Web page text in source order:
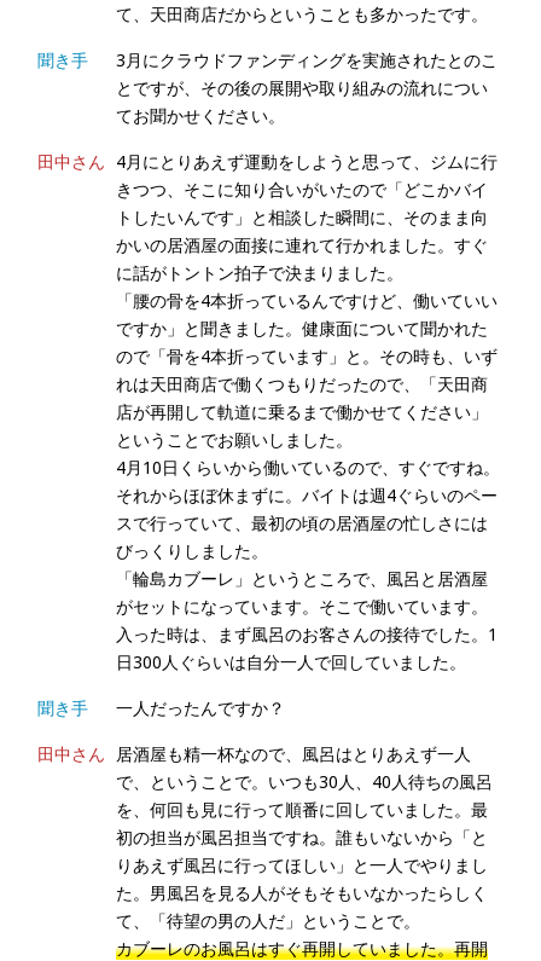
て、天田商店だからということも多かったです。
聞き手
3月にクラウドファンディングを実施されたとのこ
とですが、その後の展開や取り組みの流れについ
てお聞かせください。
田中さん 4月にとりあえず運動をしようと思って、ジムに行
きつつ、そこに知り合いがいたので「どこかバイ
トしたいんです」と相談した瞬間に、そのまま向
かいの居酒屋の面接に連れて行かれました。すぐ
に話がトントン拍子で決まりました。
「腰の骨を4本折っているんですけど、働いていい
ですか」と聞きました。健康面について聞かれた
ので「骨を4本折っています」と。その時も、いず
れは天田商店で働くつもりだったので、「天田商
店が再開して軌道に乗るまで働かせてください」
ということでお願いしました。
4月10日くらいから働いているので、すぐですね。
それからほぼ休まずに。バイトは週4ぐらいのペー
スで行っていて、最初の頃の居酒屋の忙しさには
びっくりしました。
「輪島カブーレ」というところで、風呂と居酒屋
がセットになっています。そこで働いています。
入った時は、まず風呂のお客さんの接待でした。1
日300人ぐらいは自分一人で回していました。
聞き手
一人だったんですか？
田中さん 居酒屋も精一杯なので、風呂はとりあえず一人
で、ということで。いつも30人、40人待ちの風呂
を、何回も見に行って順番に回していました。最
初の担当が風呂担当ですね。誰もいないから「と
りあえず風呂に行ってほしい」と一人でやりまし
た。男風呂を見る人がそもそもいなかったらしく
て、「待望の男の人だ」ということで。
カブーレのお風呂はすぐ再開していました。再開